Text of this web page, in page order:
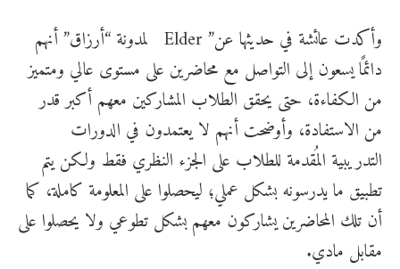
وأكدت عائشة في حديثها عن” Elder لمدونة “أرزاق” أنهم
دائمًا يسعون إلى التواصل مع محاضرين على مستوى عالي ومتميز
من الكفاءة، حتى يحقق الطلاب المشاركين معهم أكبر قدر
من الاستفادة، وأوضحت أنهم لا يعتمدون في الدورات
التدريبية المُقدمة للطلاب على الجزء النظري فقط ولكن يتم
تطبيق ما يدرسونه بشكل عملي؛ ليحصلوا على المعلومة كاملة، كما
أن تلك المحاضرين يشاركون معهم بشكل تطوعي ولا يحصلوا على
مقابل مادي.